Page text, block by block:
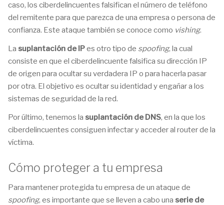
caso, los ciberdelincuentes falsifican el número de teléfono
del remitente para que parezca de una empresa o persona de
confianza. Este ataque también se conoce como vishing.
La suplantación de IPes otro tipo de spoofing, la cual
consiste en que el ciberdelincuente falsifica su dirección IP
de origen para ocultar su verdadera IP o para hacerla pasar
por otra. El objetivo es ocultar su identidad y engañar a los
sistemas de seguridad de la red.
Por último, tenemos la suplantación de DNS, en la que los
ciberdelincuentes consiguen infectar y acceder al router de la
víctima.
Cómo proteger a tu empresa
Para mantener protegida tu empresa de un ataque de
spoofing, es importante que se lleven a cabo una serie de